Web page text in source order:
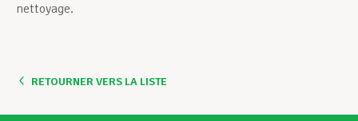
nettoyage.
RETOURNER VERS LA LISTE